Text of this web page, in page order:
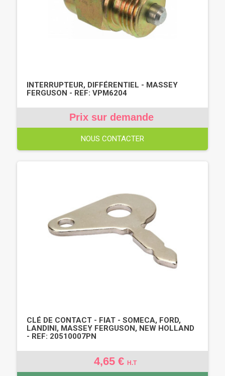
INTERRUPTEUR, DIFFÉRENTIEL - MASSEY
FERGUSON - REF: VPM6204
Prix sur demande
NOUS CONTACTER
CLÉ DE CONTACT - FIAT - SOMECA, FORD,
LANDINI, MASSEY FERGUSON, NEW HOLLAND
- REF: 20510007PN
4,65 € H.T